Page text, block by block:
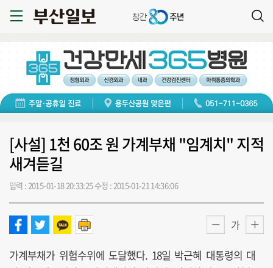
[사설] 1천 60조 원 가계부채 "임계치" 지적
새겨듣길
입력 : 2015-01-18 20:33:25수정 : 2015-01-21 14:36:06
가
가계부채가 위험수위에 도달했다. 18일 박근혜 대통령의 대